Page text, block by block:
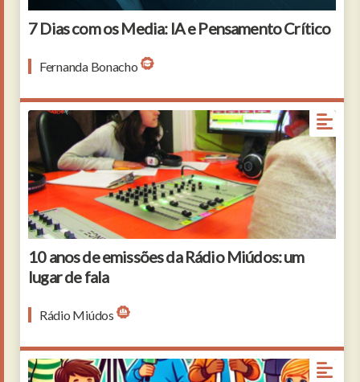
7 Dias com os Media: IA e Pensamento Crítico
Fernanda Bonacho
10 anos de emissões da Rádio Miúdos: um
lugar de fala
Rádio Miúdos